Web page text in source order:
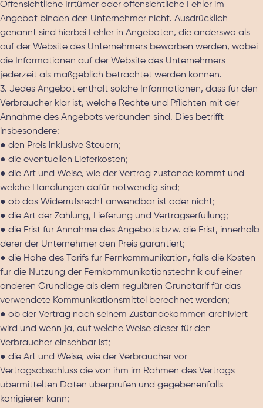
Offensichtliche Irrtümer oder offensichtliche Fehler im
Angebot binden den Unternehmer nicht. Ausdrücklich
genannt sind hierbei Fehler in Angeboten, die anderswo als
auf der Website des Unternehmers beworben werden, wobei
die Informationen auf der Website des Unternehmers
jederzeit als maßgeblich betrachtet werden können.
3. Jedes Angebot enthält solche Informationen, dass für den
Verbraucher klar ist, welche Rechte und Pflichten mit der
Annahme des Angebots verbunden sind. Dies betrifft
insbesondere:
● den Preis inklusive Steuern;
● die eventuellen Lieferkosten;
● die Art und Weise, wie der Vertrag zustande kommt und
welche Handlungen dafür notwendig sind;
● ob das Widerrufsrecht anwendbar ist oder nicht;
● die Art der Zahlung, Lieferung und Vertragserfüllung;
● die Frist für Annahme des Angebots bzw. die Frist, innerhalb
derer der Unternehmer den Preis garantiert;
● die Höhe des Tarifs für Fernkommunikation, falls die Kosten
für die Nutzung der Fernkommunikationstechnik auf einer
anderen Grundlage als dem regulären Grundtarif für das
verwendete Kommunikationsmittel berechnet werden;
● ob der Vertrag nach seinem Zustandekommen archiviert
wird und wenn ja, auf welche Weise dieser für den
Verbraucher einsehbar ist;
● die Art und Weise, wie der Verbraucher vor
Vertragsabschluss die von ihm im Rahmen des Vertrags
übermittelten Daten überprüfen und gegebenenfalls
korrigieren kann;